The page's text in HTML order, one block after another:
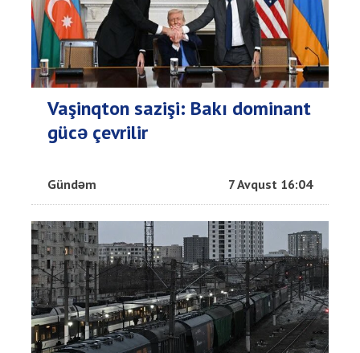
Vaşinqton sazişi: Bakı dominant
gücə çevrilir
Gündəm 7 Avqust 16:04